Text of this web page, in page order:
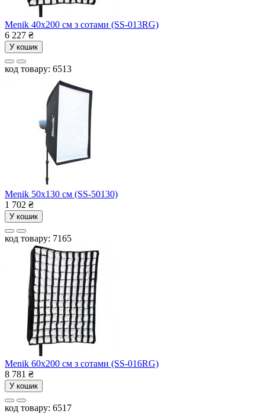
Menik 40x200 см з сотами (SS-013RG)
6 227 ₴
У кошик
код товару: 6513
Menik 50x130 см (SS-50130)
1 702 ₴
У кошик
код товару: 7165
Menik 60x200 см з сотами (SS-016RG)
8 781 ₴
У кошик
код товару: 6517